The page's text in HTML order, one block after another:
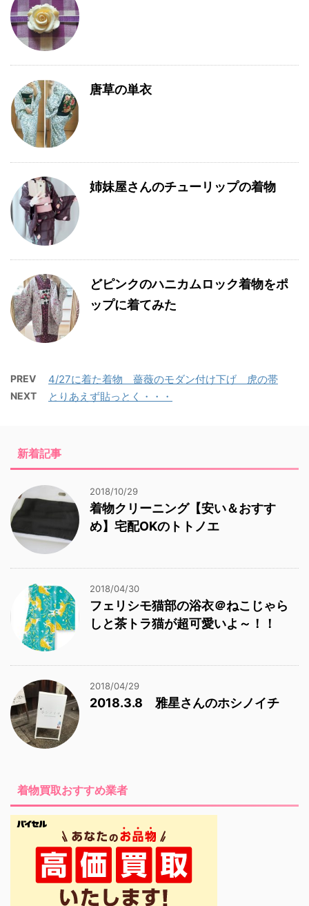
唐草の単衣
姉妹屋さんのチューリップの着物
どピンクのハニカムロック着物をポ
ップに着てみた
PREV 4/27に着た着物 薔薇のモダン付け下げ 虎の帯
NEXT とりあえず貼っとく・・・
新着記事
2018/10/29
着物クリーニング【安い＆おすす
め】宅配OKのトトノエ
2018/04/30
フェリシモ猫部の浴衣＠ねこじゃら
しと茶トラ猫が超可愛いよ～！！
2018/04/29
2018.3.8 雅星さんのホシノイチ
着物買取おすすめ業者